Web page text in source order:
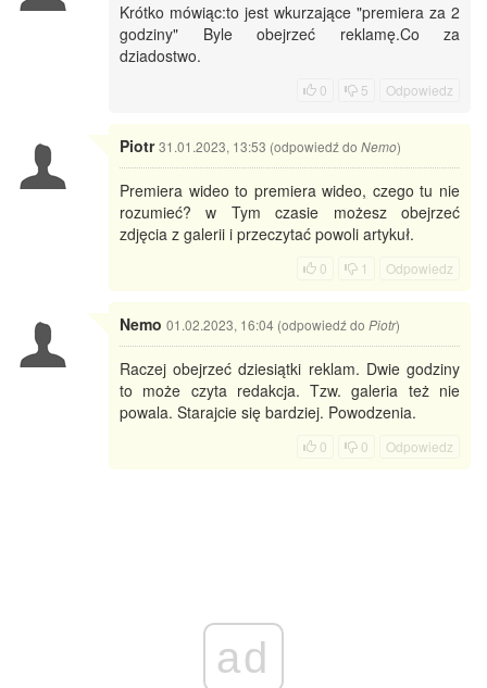
Krótko mówiąc:to jest wkurzające "premiera za 2
godziny" Byle obejrzeć reklamę.Co za
dziadostwo.
0 5 Odpowiedz
Piotr 31.01.2023, 13:53 (odpowiedź do Nemo)
Premiera wideo to premiera wideo, czego tu nie
rozumieć? w Tym czasie możesz obejrzeć
zdjęcia z galerii i przeczytać powoli artykuł.
0 1 Odpowiedz
Nemo 01.02.2023, 16:04 (odpowiedź do Piotr)
Raczej obejrzeć dziesiątki reklam. Dwie godziny
to może czyta redakcja. Tzw. galeria też nie
powala. Starajcie się bardziej. Powodzenia.
0 0 Odpowiedz
ad